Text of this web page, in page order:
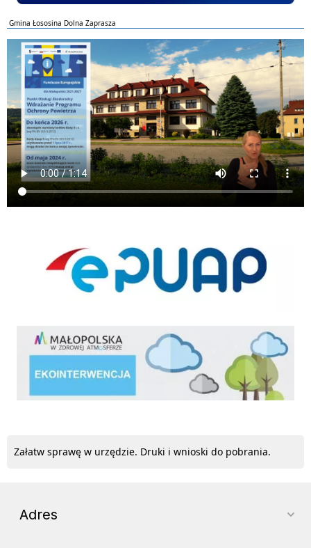
Gmina Łososina Dolna Zaprasza
ekointerwencja
Załatw sprawę w urzędzie. Druki i wnioski do pobrania.
Adres